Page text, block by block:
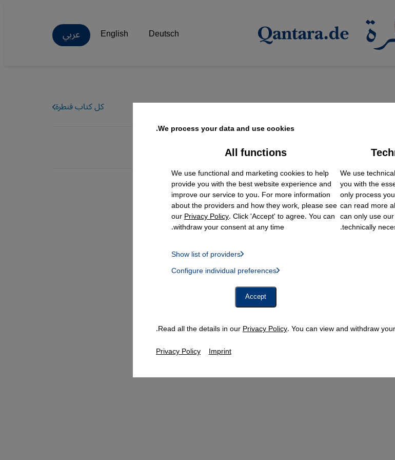
Deutsch
English عربي
كل كتاب قنطرة
We process your data and use cookies.
We use
you with the
only process
can read more
can only use
technically
All functions
We use functional and marketing cookies to help
provide you with the best website experience and
improve our service to you. For more information
about the providers and how they work, please see
ourPrivacy Policy. Click 'Accept' to agree. You can
withdraw your consent at any time.
Show list of providers
Google Maps Embed, Google Tag Manager, Instagram Embed, Twitter Embed, Youtube Embed
Facebook Embed / Facebook Connect
Twitter Embed
Instagram Embed
Youtube Embed
Google Maps Embed
Configure individual preferences
Accept
Read all the details in ourPrivacy Policy. You can view and withdraw
Privacy Policy Imprint